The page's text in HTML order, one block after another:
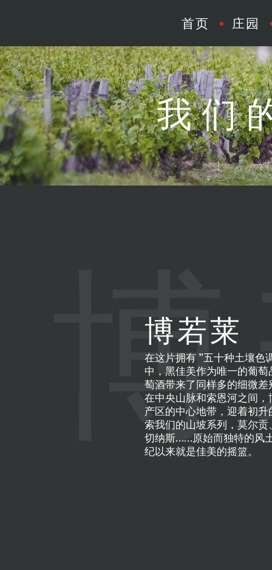
首页 庄园
我们
博若莱
在这片拥有 ”五十种土壤色
中，黑佳美作为唯一的葡
萄酒带来了同样多的细微差
在中央山脉和索恩河之间，
产区的中心地带，迎着初
索我们的山坡系列，莫尔贡
切纳斯……原始而独特的风
纪以来就是佳美的摇篮。